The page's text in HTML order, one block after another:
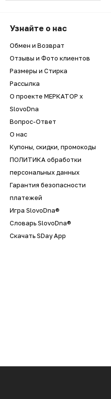
Узнайте о нас
Обмен и Возврат
Отзывы и Фото клиентов
Размеры и Стирка
Рассылка
О проекте МЕРКАТОР x
SlovoDna
Вопрос-Ответ
О нас
Купоны, скидки, промокоды
ПОЛИТИКА обработки
персональных данных
Гарантия безопасности
платежей
Игра SlovoDna®
Словарь SlovoDna®
Скачать SDay App